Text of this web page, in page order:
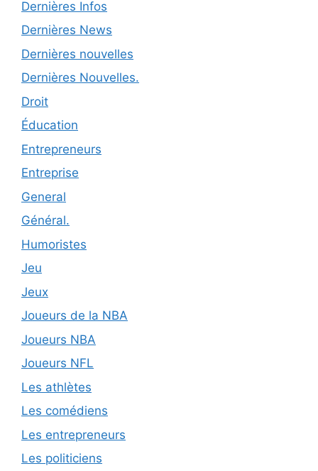
Dernières Infos
Dernières News
Dernières nouvelles
Dernières Nouvelles.
Droit
Éducation
Entrepreneurs
Entreprise
General
Général.
Humoristes
Jeu
Jeux
Joueurs de la NBA
Joueurs NBA
Joueurs NFL
Les athlètes
Les comédiens
Les entrepreneurs
Les politiciens